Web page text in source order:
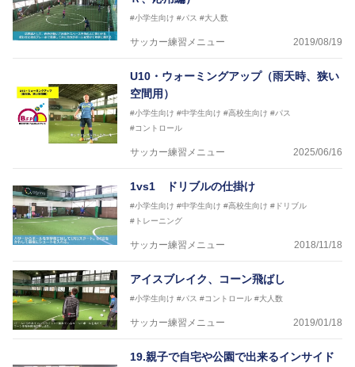
#小学生向け #パス #大人数
サッカー練習メニュー 2019/08/19
U10・ウォーミングアップ（雨天時、狭い
空間用）
#小学生向け #中学生向け #高校生向け #パス
#コントロール
サッカー練習メニュー 2025/06/16
1vs1 ドリブルの仕掛け
#小学生向け #中学生向け #高校生向け #ドリブル
#トレーニング
サッカー練習メニュー 2018/11/18
アイスブレイク、コーン飛ばし
#小学生向け #パス #コントロール #大人数
サッカー練習メニュー 2019/01/18
19.親子で自宅や公園で出来るインサイド